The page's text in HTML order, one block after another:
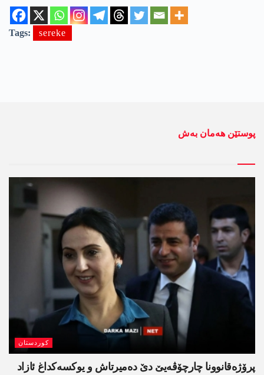
Tags: sereke
پوستێن ھەمان بەش
کوردستان
پرۆژەقانوونا چارچۆڤەیێ دێ دەمیرتاش و یوکسەکداغ ئازاد